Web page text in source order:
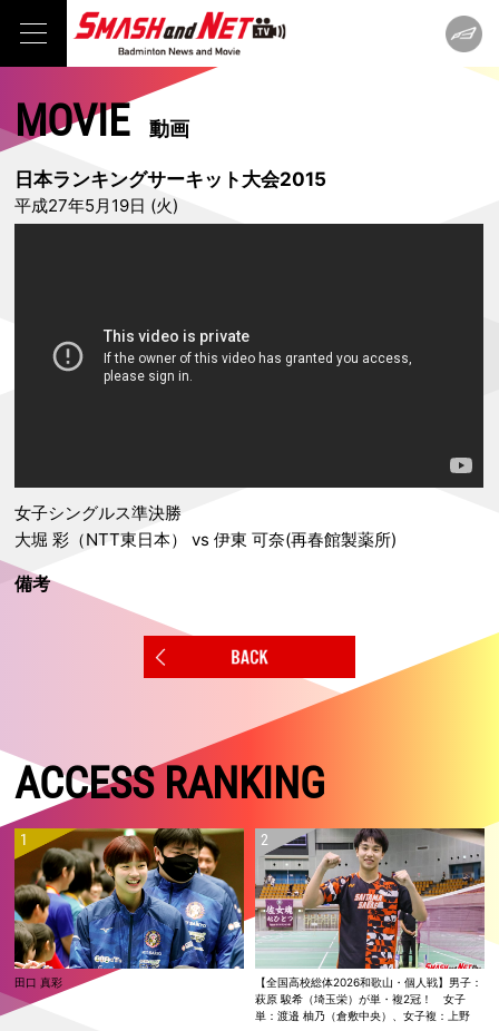
MOVIE動画
日本ランキングサーキット大会2015
平成27年5月19日 (火)
女子シングルス準決勝
大堀 彩（NTT東日本） vs 伊東 可奈(再春館製薬所)
備考
ACCESS RANKING
田口 真彩
【全国高校総体2026和歌山・個人戦】男子：
萩原 駿希（埼玉栄）が単・複2冠！ 女子
単：渡邉 柚乃（倉敷中央）、女子複：上野